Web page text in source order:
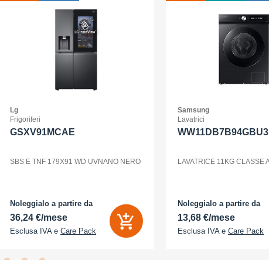
Lg
Frigoriferi
GSXV91MCAE
SBS E TNF 179X91 WD UVNANO NERO
Noleggialo a partire da
36,24 €/mese
Esclusa IVA e Care Pack
Samsung
Lavatrici
WW11DB7B94GBU3
LAVATRICE 11KG CLASSE
Noleggialo a partire da
13,68 €/mese
Esclusa IVA e Care Pack